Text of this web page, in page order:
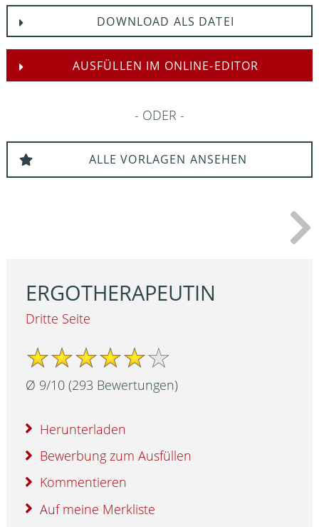
DOWNLOAD ALS DATEI
AUSFÜLLEN IM ONLINE-EDITOR
ODER
ALLE VORLAGEN ANSEHEN
ERGOTHERAPEUTIN
Dritte Seite
Ø 9/10 (293 Bewertungen)
Herunterladen
Bewerbung zum Ausfüllen
Kommentieren
Auf meine Merkliste